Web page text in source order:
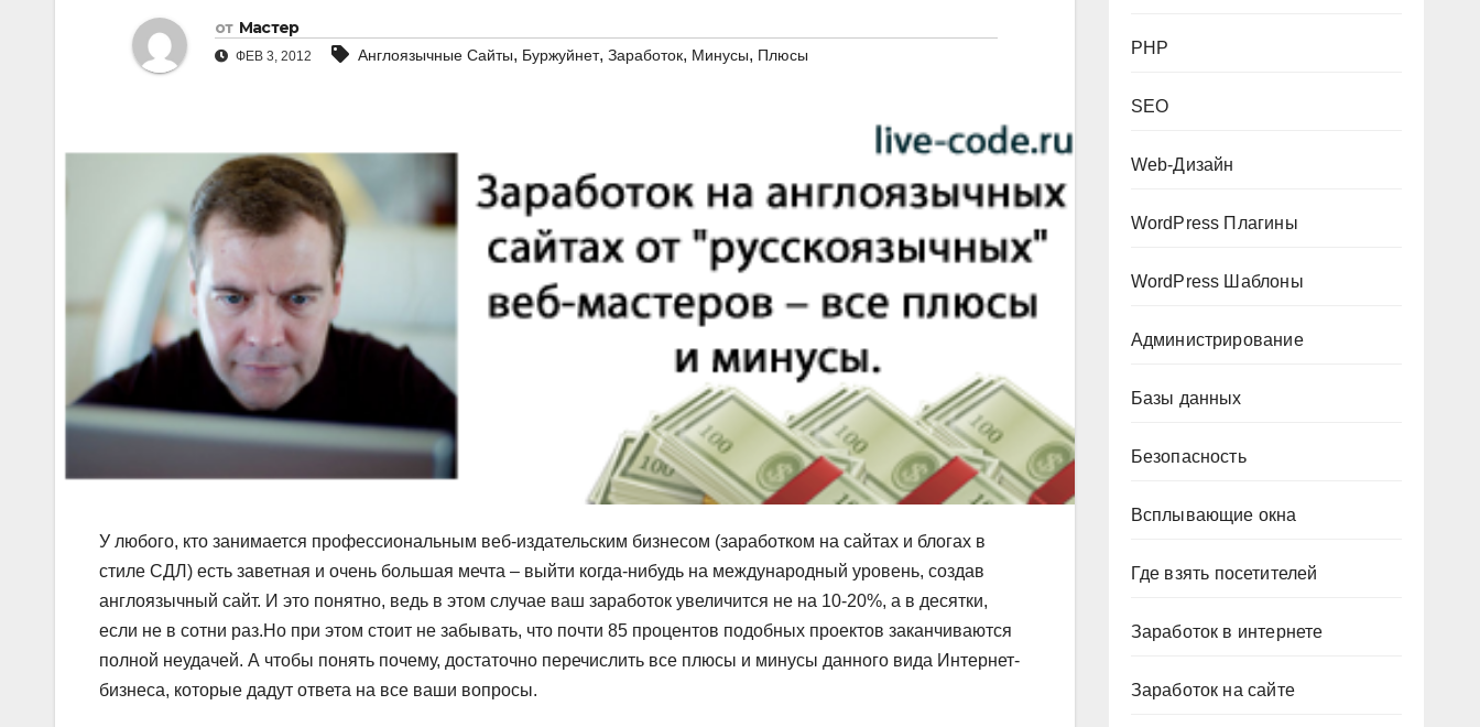
от Мастер
ФЕВ 3, 2012 Англоязычные Сайты, Буржуйнет, Заработок, Минусы, Плюсы
У любого, кто занимается профессиональным веб-издательским бизнесом (заработком на сайтах и блогах в
стиле СДЛ) есть заветная и очень большая мечта – выйти когда-нибудь на международный уровень, создав
англоязычный сайт. И это понятно, ведь в этом случае ваш заработок увеличится не на 10-20%, а в десятки,
если не в сотни раз.Но при этом стоит не забывать, что почти 85 процентов подобных проектов заканчиваются
полной неудачей. А чтобы понять почему, достаточно перечислить все плюсы и минусы данного вида Интернет-
бизнеса, которые дадут ответа на все ваши вопросы.
PHP
SEO
Web-Дизайн
WordPress Плагины
WordPress Шаблоны
Администрирование
Базы данных
Безопасность
Всплывающие окна
Где взять посетителей
Заработок в интернете
Заработок на сайте